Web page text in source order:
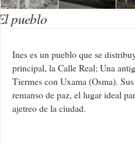
pueblo
Ines es un pueblo que se
principal, la Calle Real; Una
Tiermes con Uxama (Osma).
remanso de paz, el lugar ideal
ajetreo de la ciudad.